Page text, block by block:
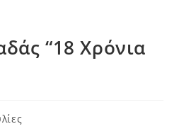
“18 Χρόνια